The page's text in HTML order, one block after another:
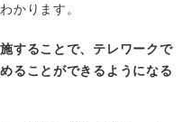
かります。
することで、テレワークで
ることができるようになる